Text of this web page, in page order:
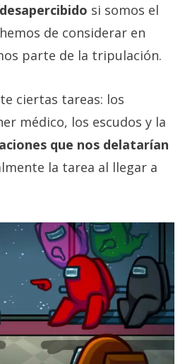
si somos el
de considerar en
parte de la tripulación.
ciertas tareas: los
médico, los escudos y la
que nos delatarían
la tarea al llegar a